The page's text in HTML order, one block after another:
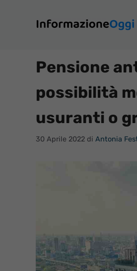
contenuto
Pensione
possibilità
usuranti o
30 Aprile 2022 di Antonia